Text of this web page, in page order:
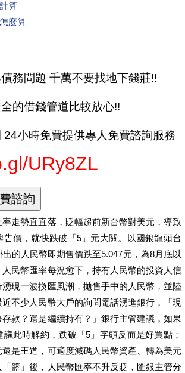
算
麼算
務問題 千萬不要找地下錢莊!!
的借錢管道比較放心!!
24小時免費提供專人免費諮詢服務
URy8ZL
走勢直直落，貶幅超前新台幣對美元，導致
告價，就快跌破「5」元大關。以國銀龍頭台
的人民幣即期售價跌至5.047元，為8月底以
民幣匯率每況愈下，持有人民幣的投資人信
現一波換匯風潮，拋售手中的人民幣，並陸
不少人民幣大戶的詢問電話湧進銀行，「現
款？還是繼續持有？」銀行主管建議，如果
此時解約，跌破「5」字頭反而是好買點；
是王道，可適度減碼人民幣資產、轉為美元
籃」後，人民幣匯率不升反貶，匯銀主管分